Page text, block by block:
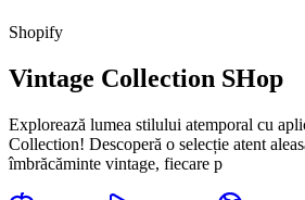
Shopify
Vintage Collection SHop
Explorează lumea stilului atemporal cu
Collection! Descoperă o selecție atent
îmbrăcăminte vintage, fiecare p